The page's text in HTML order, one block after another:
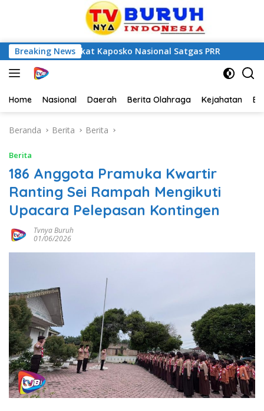
Breaking News
Kaposko Nasional Satgas PRR FSP BUMN
Home Nasional Daerah Berita Olahraga Kejahatan
Beranda Berita Berita
Berita
186 Anggota Pramuka Kwartir
Ranting Sei Rampah Mengikuti
Upacara Pelepasan Kontingen
Tvnya Buruh
01/06/2026